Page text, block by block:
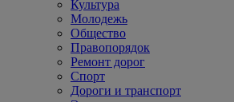
Культура
Молодежь
Общество
Правопорядок
Ремонт дорог
Спорт
Дороги и транспорт